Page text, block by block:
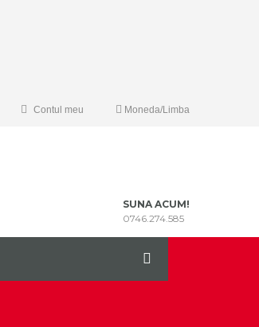
Moneda/Limba
Contul meu
SUNA ACUM!
0746.274.585